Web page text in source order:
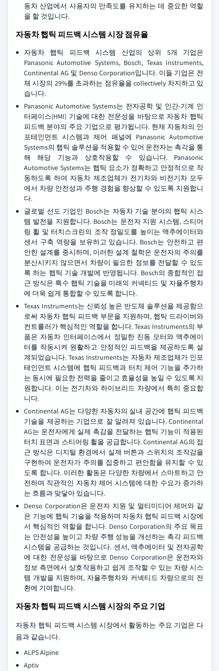
동차 산업에서 사용자의 만족도를 유지하는 데 중요한 역할
을 할 것입니다.
자동차 햅틱 피드백 시스템 시장 점유율
자동차 햅틱 피드백 시스템 산업의 상위 5개 기업은
Panasonic Automotive Systems, Bosch, Texas Instruments,
Continental AG 및 Denso Corporation입니다. 이들 기업은 전
체 시장의 29%를 초과하는 점유율을 collectively 차지하고 있
습니다.
Panasonic Automotive Systems는 전자공학 및 인간-기계 인
터페이스(HMI) 기술에 대한 전문성을 바탕으로 자동차 햅틱
피드백 분야의 주요 기업으로 평가됩니다. 현재 자동차의 인
포테인먼트 시스템과 제어 패널에 Panasonic Automotive
Systems의 햅틱 솔루션을 적용할 수 있어 운전자는 촉각을 통
해 해당 기능과 상호작용할 수 있습니다. Panasonic
Automotive Systems는 햅틱 요소가 정확하고 안정적으로 작
동하도록 하여 자동차 제조업체가 전기차와 비전기차 모두
에서 차량 안전성과 주행 경험을 향상할 수 있도록 지원합니
다.
글로벌 선도 기업인 Bosch는 자동차 기술 분야의 햅틱 시스
템 발전을 지원합니다. Bosch는 운전자 지원 시스템, 스티어
링 휠 및 터치스크린의 조작 정밀도를 높이는 액추에이터와
센서 구축 역량을 보유하고 있습니다. Bosch는 안전하고 편
안한 설계를 중시하며, 이러한 설계 철학은 운전자의 주의를
분산시키지 않으면서 차량이 필요한 정보를 전달할 수 있도
록 하는 햅틱 기술 개발에 반영됩니다. Bosch의 종합적인 접
근 방식은 특수 햅틱 기술을 미래의 커넥티드 및 자율주행차
에 더욱 쉽게 통합할 수 있도록 합니다.
Texas Instruments는 신뢰성 높은 반도체 솔루션을 제공함으
로써 자동차 햅틱 피드백 부문을 지원하며, 햅틱 드라이버와
컨트롤러가 핵심적인 역할을 합니다. Texas Instruments의 부
품은 자동차 인터페이스에서 정밀한 진동 모터와 액추에이
터를 작동시켜 원활하고 안정적인 피드백을 제공하도록 설
계되었습니다. Texas Instruments는 자동차 제조업체가 인포
테인먼트 시스템에 햅틱 피드백과 터치 제어 기능을 추가하
는 동시에 필요한 전력을 줄이고 효율성을 높일 수 있도록 지
원합니다. 이는 전기차와 하이브리드 차량에서 특히 중요합
니다.
Continental AG는 다양한 자동차의 실내 공간에 햅틱 피드백
기술을 제공하는 기업으로 잘 알려져 있습니다. Continental
AG는 운전자에게 실제 촉감을 전달하는 햅틱 기능이 적용된
터치 표면과 스티어링 휠을 공급합니다. Continental AG의 접
근 방식은 디지털 환경에서 실제 버튼과 스위치의 조작감을
구현하여 운전자가 주의를 집중하고 편안함을 유지할 수 있
도록 합니다. 이러한 활동은 다양한 차량에서 스마트하고 안
전하며 직관적인 자동차 제어 시스템에 대한 수요가 증가하
는 흐름과 맞닿아 있습니다.
Denso Corporation은 운전자 지원 및 멀티미디어 제어와 같
은 기능에 햅틱 기술을 적용하며 자동차 햅틱 피드백 시장에
서 핵심적인 역할을 합니다. Denso Corporation의 주요 목표
는 안전성을 높이고 차량 주행 성능을 개선하는 촉각 피드백
시스템을 공급하는 것입니다. 센서, 액추에이터 및 전자공학
에 대한 전문성을 바탕으로 Denso Corporation은 운전자와
정보 측면에서 상호작용하고 쉽게 조작할 수 있는 차량 시스
템 개발을 지원하며, 자율주행차와 커넥티드 차량으로의 전
환에 기여합니다.
자동차 햅틱 피드백 시스템 시장의 주요 기업
자동차 햅틱 피드백 시스템 시장에서 활동하는 주요 기업은 다
음과 같습니다.
ALPS Alpine
Aptiv